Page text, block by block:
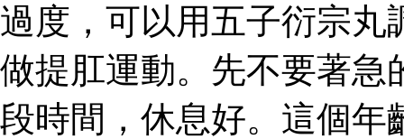
過度，可以用五子衍宗丸
做提肛運動。先不要著急
段時間，休息好。這個年